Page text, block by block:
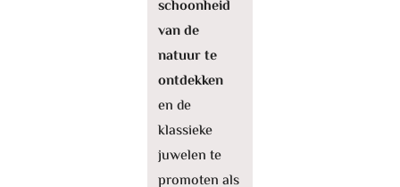
schoonheid
van de
natuur te
ontdekken
en de
klassieke
juwelen te
promoten als